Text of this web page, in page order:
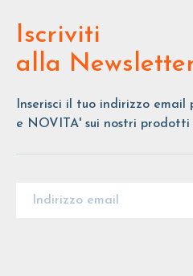
Iscriviti
alla
Inserisci il tuo indirizzo email
e NOVITA' sui nostri prodotti